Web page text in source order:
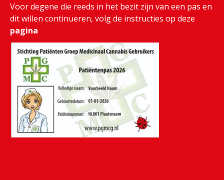
Voor degene die reeds in het bezit zijn van een pas en
dit willen continueren, volg de instructies op deze
pagina